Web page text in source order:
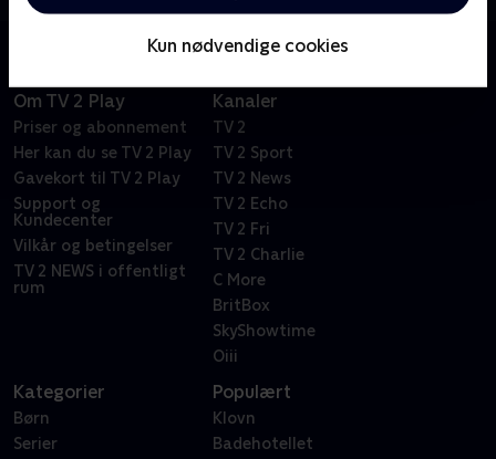
Kun nødvendige cookies
Om TV 2 Play
Priser og abonnement
Her kan du se TV 2 Play
Gavekort til TV 2 Play
Support og
Kundecenter
Vilkår og betingelser
TV 2 NEWS i offentligt
rum
Kanaler
TV 2
TV 2 Sport
TV 2 News
TV 2 Echo
TV 2 Fri
TV 2 Charlie
C More
BritBox
SkyShowtime
Oiii
Kategorier
Børn
Serier
Populært
Klovn
Badehotellet